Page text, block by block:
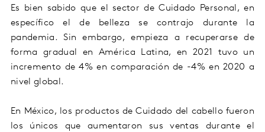
Es bien sabido que el sector de Cuidado Personal, en
específico el de belleza se contrajo durante la
pandemia. Sin embargo, empieza a recuperarse de
forma gradual en América Latina, en 2021 tuvo un
incremento de 4% en comparación de -4% en 2020 a
nivel global.
En México, los productos de Cuidado del cabello fueron
los únicos que aumentaron sus ventas durante el